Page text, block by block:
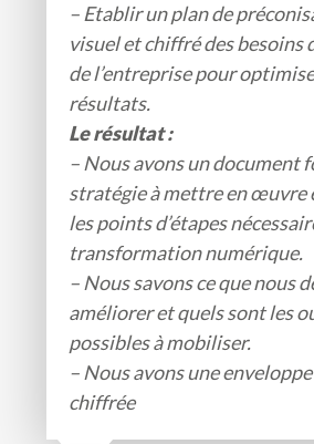
– Etablir un plan de
visuel et chiffré des besoins
de l’entreprise pour
résultats.
Le résultat :
– Nous avons un document
stratégie à mettre en œuvre
les points d’étapes
transformation numérique.
– Nous savons ce que nous
améliorer et quels sont les
possibles à mobiliser.
– Nous avons une
chiffrée